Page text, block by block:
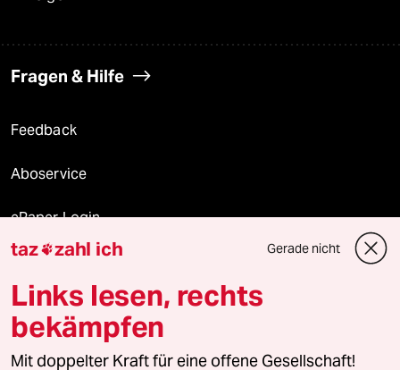
Fragen & Hilfe
Feedback
Aboservice
ePaper Login
Downloads für Abonnierende
© 2026 taz Verlags und Vertriebs GmbH
Alle Rechte vorbehalten. Bei rechtlichen Fragen oder für Genehmigungen
taz zahl ich Gerade nicht
Links lesen, rechts
bekämpfen
Mit doppelter Kraft für eine offene Gesellschaft!